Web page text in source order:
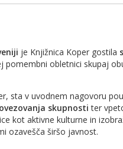
je Knjižnica Koper gostila
pomembni obletnici skupaj
sta v uvodnem nagovoru
skupnosti ter
kot aktivne kulturne in
ozavešča širšo javnost.